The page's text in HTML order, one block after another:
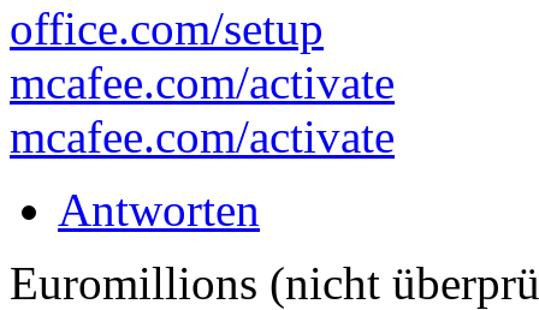
office.com/setup
mcafee.com/activate
mcafee.com/activate
Antworten
Euromillions (nicht